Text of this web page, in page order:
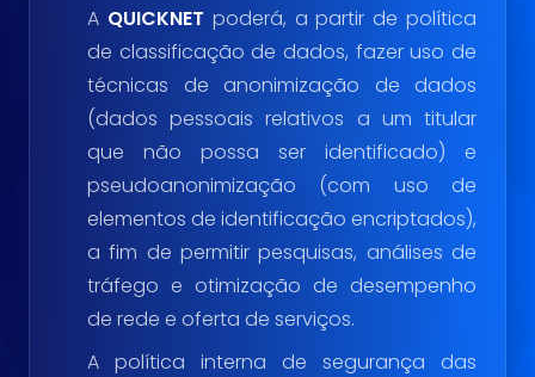
A QUICKNET poderá, a partir de política
de classificação de dados, fazer uso de
técnicas de anonimização de dados
(dados pessoais relativos a um titular
que não possa ser identificado) e
pseudoanonimização (com uso de
elementos de identificação encriptados),
a fim de permitir pesquisas, análises de
tráfego e otimização de desempenho
de rede e oferta de serviços.
A política interna de segurança das